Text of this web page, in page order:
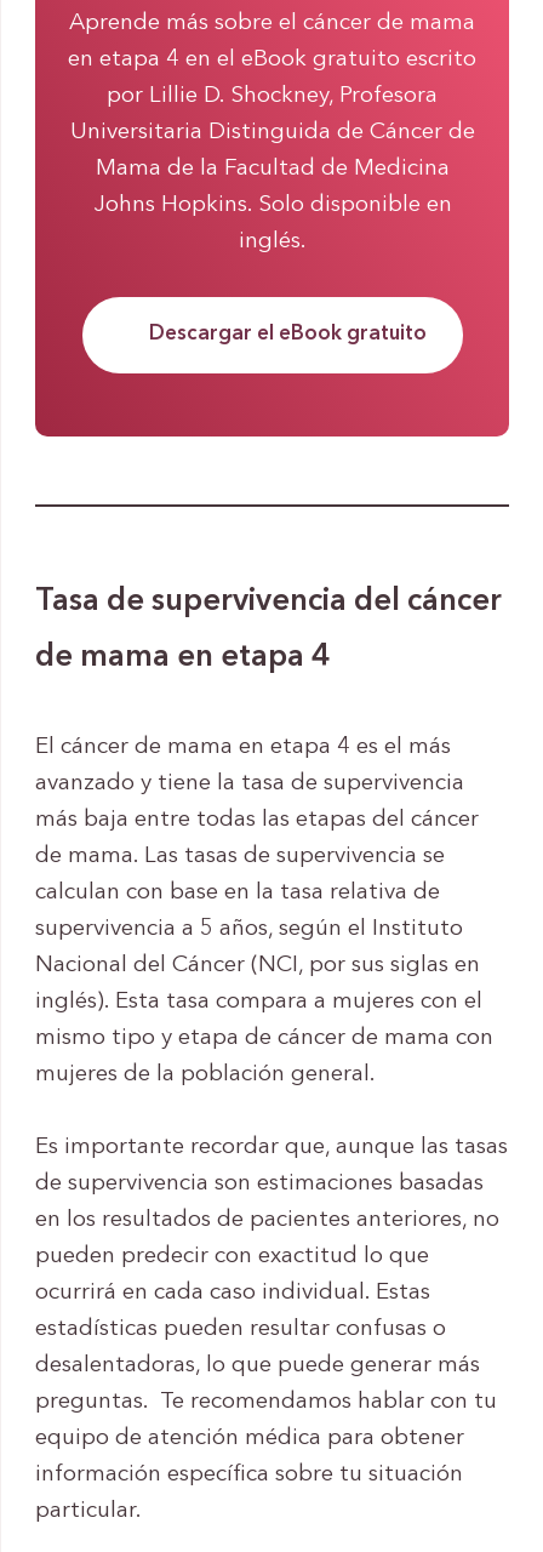
Aprende más sobre el cáncer de mama
en etapa 4 en el eBook gratuito escrito
por Lillie D. Shockney, Profesora
Universitaria Distinguida de Cáncer de
Mama de la Facultad de Medicina
Johns Hopkins. Solo disponible en
inglés.
Descargar el eBook gratuito
Tasa de supervivencia del cáncer
de mama en etapa 4
El cáncer de mama en etapa 4 es el más
avanzado y tiene la tasa de supervivencia
más baja entre todas las etapas del cáncer
de mama. Las tasas de supervivencia se
calculan con base en la tasa relativa de
supervivencia a 5 años, según el Instituto
Nacional del Cáncer (NCI, por sus siglas en
inglés). Esta tasa compara a mujeres con el
mismo tipo y etapa de cáncer de mama con
mujeres de la población general.
Es importante recordar que, aunque las tasas
de supervivencia son estimaciones basadas
en los resultados de pacientes anteriores, no
pueden predecir con exactitud lo que
ocurrirá en cada caso individual. Estas
estadísticas pueden resultar confusas o
desalentadoras, lo que puede generar más
preguntas. Te recomendamos hablar con tu
equipo de atención médica para obtener
información específica sobre tu situación
particular.